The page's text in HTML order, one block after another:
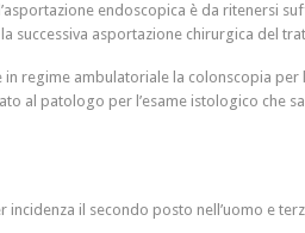
endoscopica è da ritenersi
successiva asportazione chirurgica del
regime ambulatoriale la colonscopia
al patologo per l’esame istologico che
il secondo posto nell’uomo e